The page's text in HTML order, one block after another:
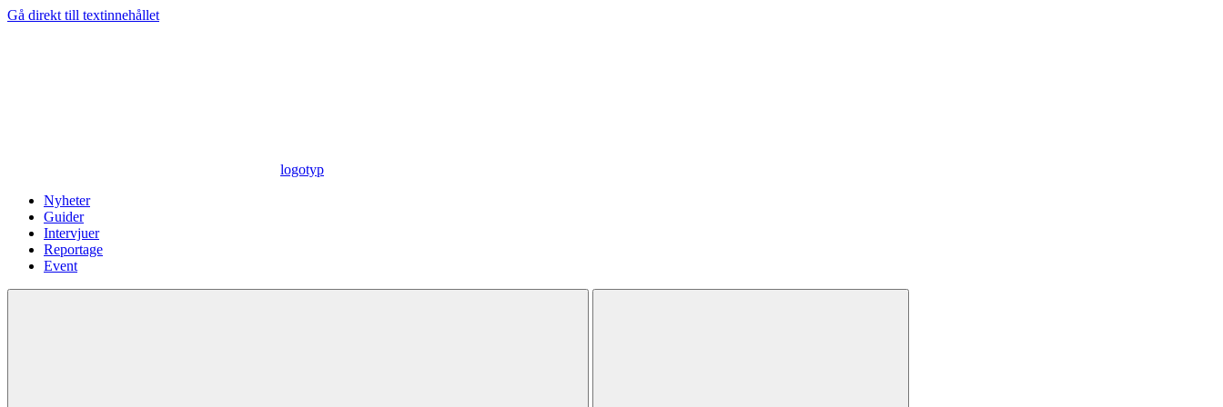
Gå direkt till textinnehållet
logotyp
Nyheter
Guider
Intervjuer
Reportage
Event